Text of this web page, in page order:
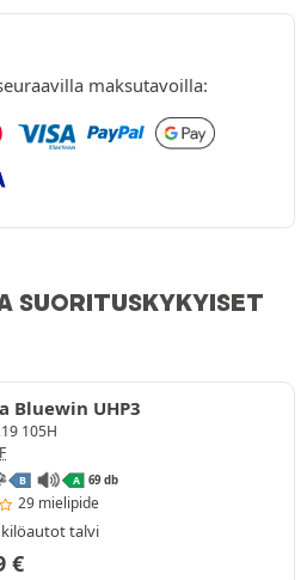
maksutavoilla:
SUORITUSKYKYISET
Bluewin UHP3
105H
B A 69 db
29 mielipide
talvi
€